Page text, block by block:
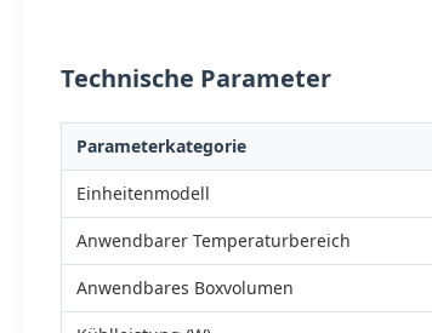
Technische Parameter
Parameterkategorie
Einheitenmodell
Anwendbarer Temperaturbereich
Anwendbares Boxvolumen